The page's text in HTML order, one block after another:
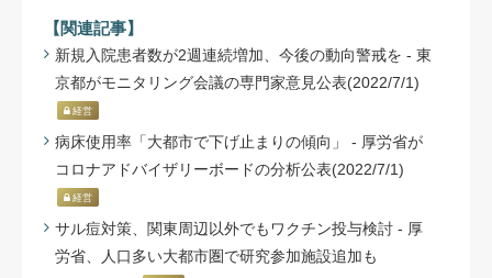
【関連記事】
新規入院患者数が2週連続増加、今後の動向警戒を - 東
京都がモニタリング会議の専門家意見公表(2022/7/1)
経営
病床使用率「大都市で下げ止まりの傾向」 - 厚労省が
コロナアドバイザリーボードの分析公表(2022/7/1)
経営
サル痘対策、関東周辺以外でもワクチン投与検討 - 厚
労省、人口多い大都市圏で研究参加施設追加も